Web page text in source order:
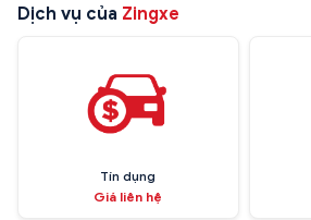
Dịch vụ của Zingxe
Tín dụng
Giá liên hệ